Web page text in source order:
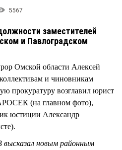
5567
заместителей
и Павлоградском
Омской области Алексей
и чиновникам
прокуратуру возглавил юрист
(на главном фото),
юстиции Александр
новым районным